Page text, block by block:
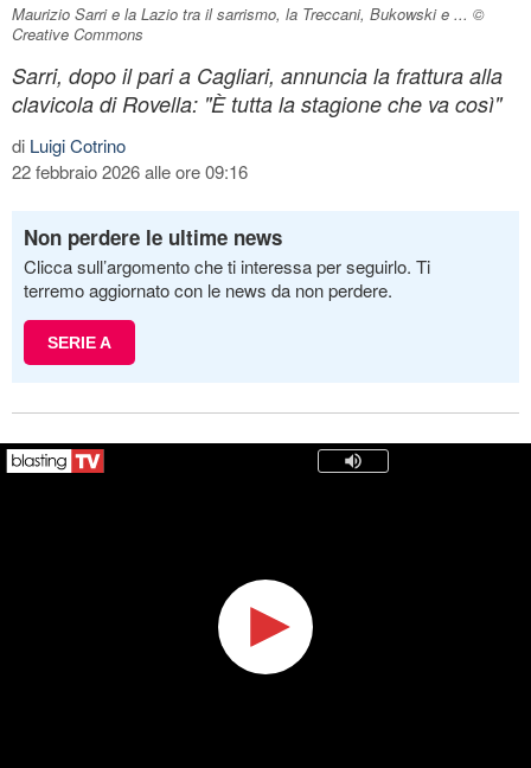
Maurizio Sarri e la Lazio tra il sarrismo, la Treccani, Bukowski e ... ©
Creative Commons
Sarri, dopo il pari a Cagliari, annuncia la frattura alla
clavicola di Rovella: "È tutta la stagione che va così"
di Luigi Cotrino
22 febbraio 2026 alle ore 09:16
Non perdere le ultime news
Clicca sull’argomento che ti interessa per seguirlo. Ti
terremo aggiornato con le news da non perdere.
SERIE A